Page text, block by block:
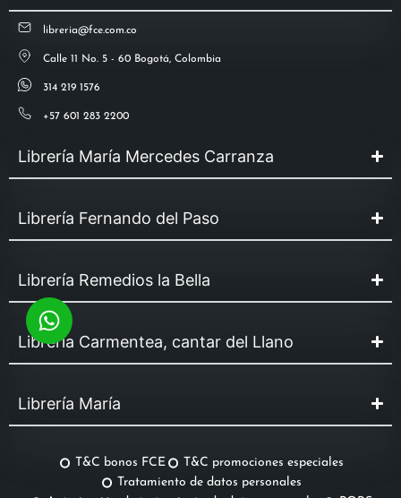
libreria@fce.com.co
Calle 11 No. 5 - 60 Bogotá, Colombia
314 219 1576
+57 601 283 2200
Librería María Mercedes Carranza
Librería Fernando del Paso
Librería Remedios la Bella
Librería Carmentea, cantar del Llano
Librería María
T&C bonos FCE
T&C promociones especiales
Tratamiento de datos personales